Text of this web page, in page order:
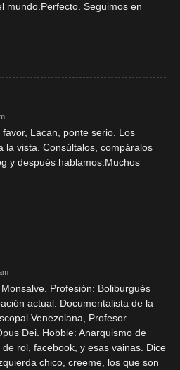
mundo.Perfecto. Seguimos en
Lacan, ponte serio. Los
la vista. Consúltalos, compáralos
y después hablamos.Muchos
Profesión: Boliburgués
actual: Documentalista de la
Venezolana, Profesor
Dei. Hobbie: Anarquismo de
rol, facebook, y esas vainas. Dice
chico, creeme, los que son